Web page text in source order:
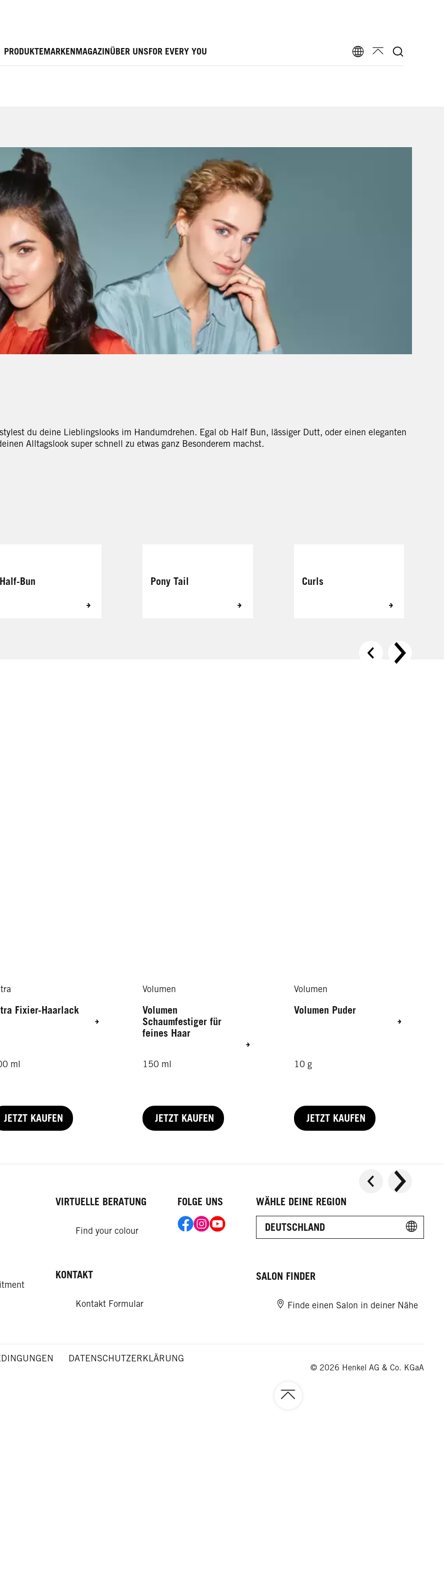
PRODUKTEMARKENMAGAZINÜBER UNSFOR EVERY YOU
du deine Lieblingslooks im Handumdrehen. Egal ob Half Bun, lässiger Dutt, oder einen eleganten
Alltagslook super schnell zu etwas ganz Besonderem machst.
Half-Bun Pony Tail Curls
Fixier-Haarlack
ml
JETZT KAUFEN
Volumen
Volumen
Schaumfestiger für
feines Haar
150 ml
JETZT KAUFEN
Volumen
Volumen Puder
10 g
JETZT KAUFEN
VIRTUELLE BERATUNG
Find your colour
KONTAKT
Kontakt Formular
FOLGE UNS WÄHLE DEINE REGION
DEUTSCHLAND
SALON FINDER
Finde einen Salon in deiner Nähe
DATENSCHUTZERKLÄRUNG
© 2026 Henkel AG & Co. KGaA